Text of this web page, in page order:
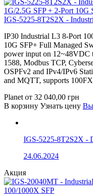
IGS-5225-8T2S2X -
IP30 Industrial L3 8-Port
10G SFP+ Full Managed
power input on 12~48VDC
1588, Modbus TCP,
OSPFv2 and IPv4/IPv6
and MQTT, supports
Planet от 32 040,00 грн
В корзину Узнать цену
IGS-5225-8T2S2X -
24.06.2024
Акция